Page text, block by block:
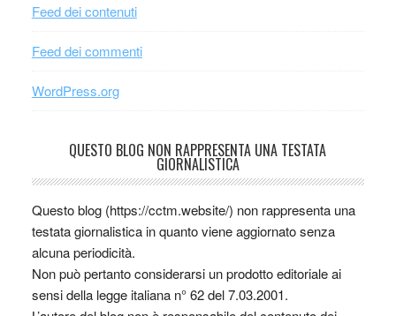
Feed dei contenuti
Feed dei commenti
WordPress.org
QUESTO BLOG NON RAPPRESENTA UNA TESTATA
GIORNALISTICA
Questo blog (https://cctm.website/) non rappresenta una
testata giornalistica in quanto viene aggiornato senza
alcuna periodicità.
Non può pertanto considerarsi un prodotto editoriale ai
sensi della legge italiana n° 62 del 7.03.2001.